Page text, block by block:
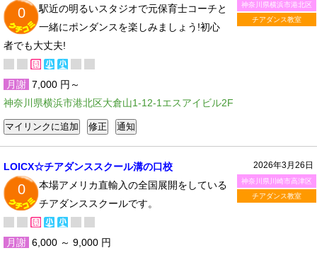
神奈川県横浜市港北区
チアダンス教室
0
駅近の明るいスタジオで元保育士コーチと
一緒にポンダンスを楽しみましょう!初心
者でも大丈夫!
月謝 7,000 円～
神奈川県横浜市港北区大倉山1-12-1エスアイビル2F
2026年3月26日
神奈川県川崎市高津区
チアダンス教室
LOICX☆チアダンススクール溝の口校
0
本場アメリカ直輸入の全国展開をしている
チアダンススクールです。
月謝 6,000 ～ 9,000 円